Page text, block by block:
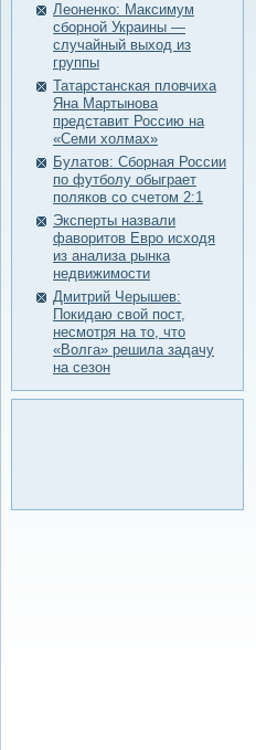
Леоненко: Максимум
сборной Украины —
случайный выход из
группы
Татарстанская пловчиха
Яна Мартынова
представит Россию на
«Семи холмах»
Булатов: Сборная России
по футболу обыграет
поляков со счетом 2:1
Эксперты назвали
фаворитов Евро исходя
из анализа рынка
недвижимости
Дмитрий Черышев:
Покидаю свой пост,
несмотря на то, что
«Волга» решила задачу
на сезон